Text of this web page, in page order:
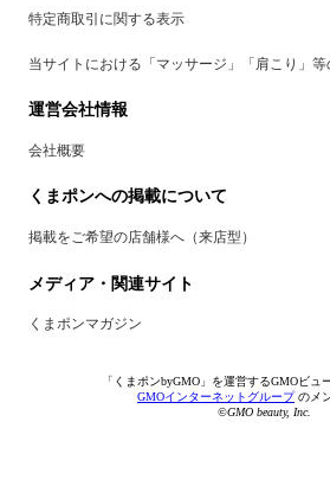
特定商取引に関する表示
当サイトにおける「マッサージ」「肩こり」
運営会社情報
会社概要
くまポンへの掲載について
掲載をご希望の店舗様へ（来店型）
メディア・関連サイト
くまポンマガジン
「くまポンbyGMO」を運営するGMOビュ
GMOインターネットグループのメ
©GMO beauty, Inc.